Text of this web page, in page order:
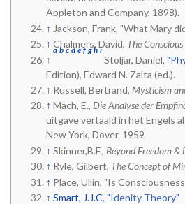
Appleton and Company, 1898).
↑ Jackson, Frank, "What Mary
↑ Chalmers, David, The
↑
a b c d e f g h i
Stoljar, Daniel,
Edition), Edward N. Zalta (ed.).
↑ Russell, Bertrand, Mysticism
↑ Mach, E., Die Analyse der
uitgave vertaald in het Engels
New York, Dover. 1959
↑ Skinner,B.F., Beyond Freedom &
↑ Ryle, Gilbert, The Concept of
↑ Place, Ullin, "Is
↑ Smart, J.J.C, "Idenity Theory"